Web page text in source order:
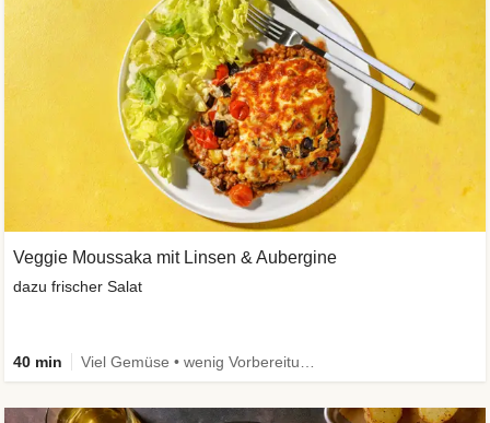
Veggie Moussaka mit Linsen & Aubergine
dazu frischer Salat
40 min